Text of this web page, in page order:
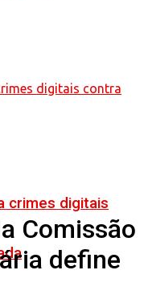
crimes digitais
Comissão
define